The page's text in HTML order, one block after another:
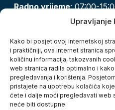
Upravljanje
Kako bi posjet ovoj internetskoj
i praktičniji, ova internet stranica
količinu informacija, takozvanih
web stranica radila optimalno i
pregledavanja i korištenja.
pristajete na upotrebu kolačića
ćete i dalje moći pregledavati web
neće biti dostupne.
Radno vrijeme: 07:00-
Zaštita osobnih podataka
Pristup informacijama
Kolačići
Izjava o pristupačnosti